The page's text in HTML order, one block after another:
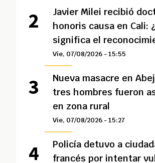
Javier Milei recibió
honoris causa en Cali:
significa el
Vie, 07/08/2026 - 15:55
Nueva masacre en
tres hombres fueron
en zona rural
Vie, 07/08/2026 - 15:27
Policía detuvo a
francés por intentar